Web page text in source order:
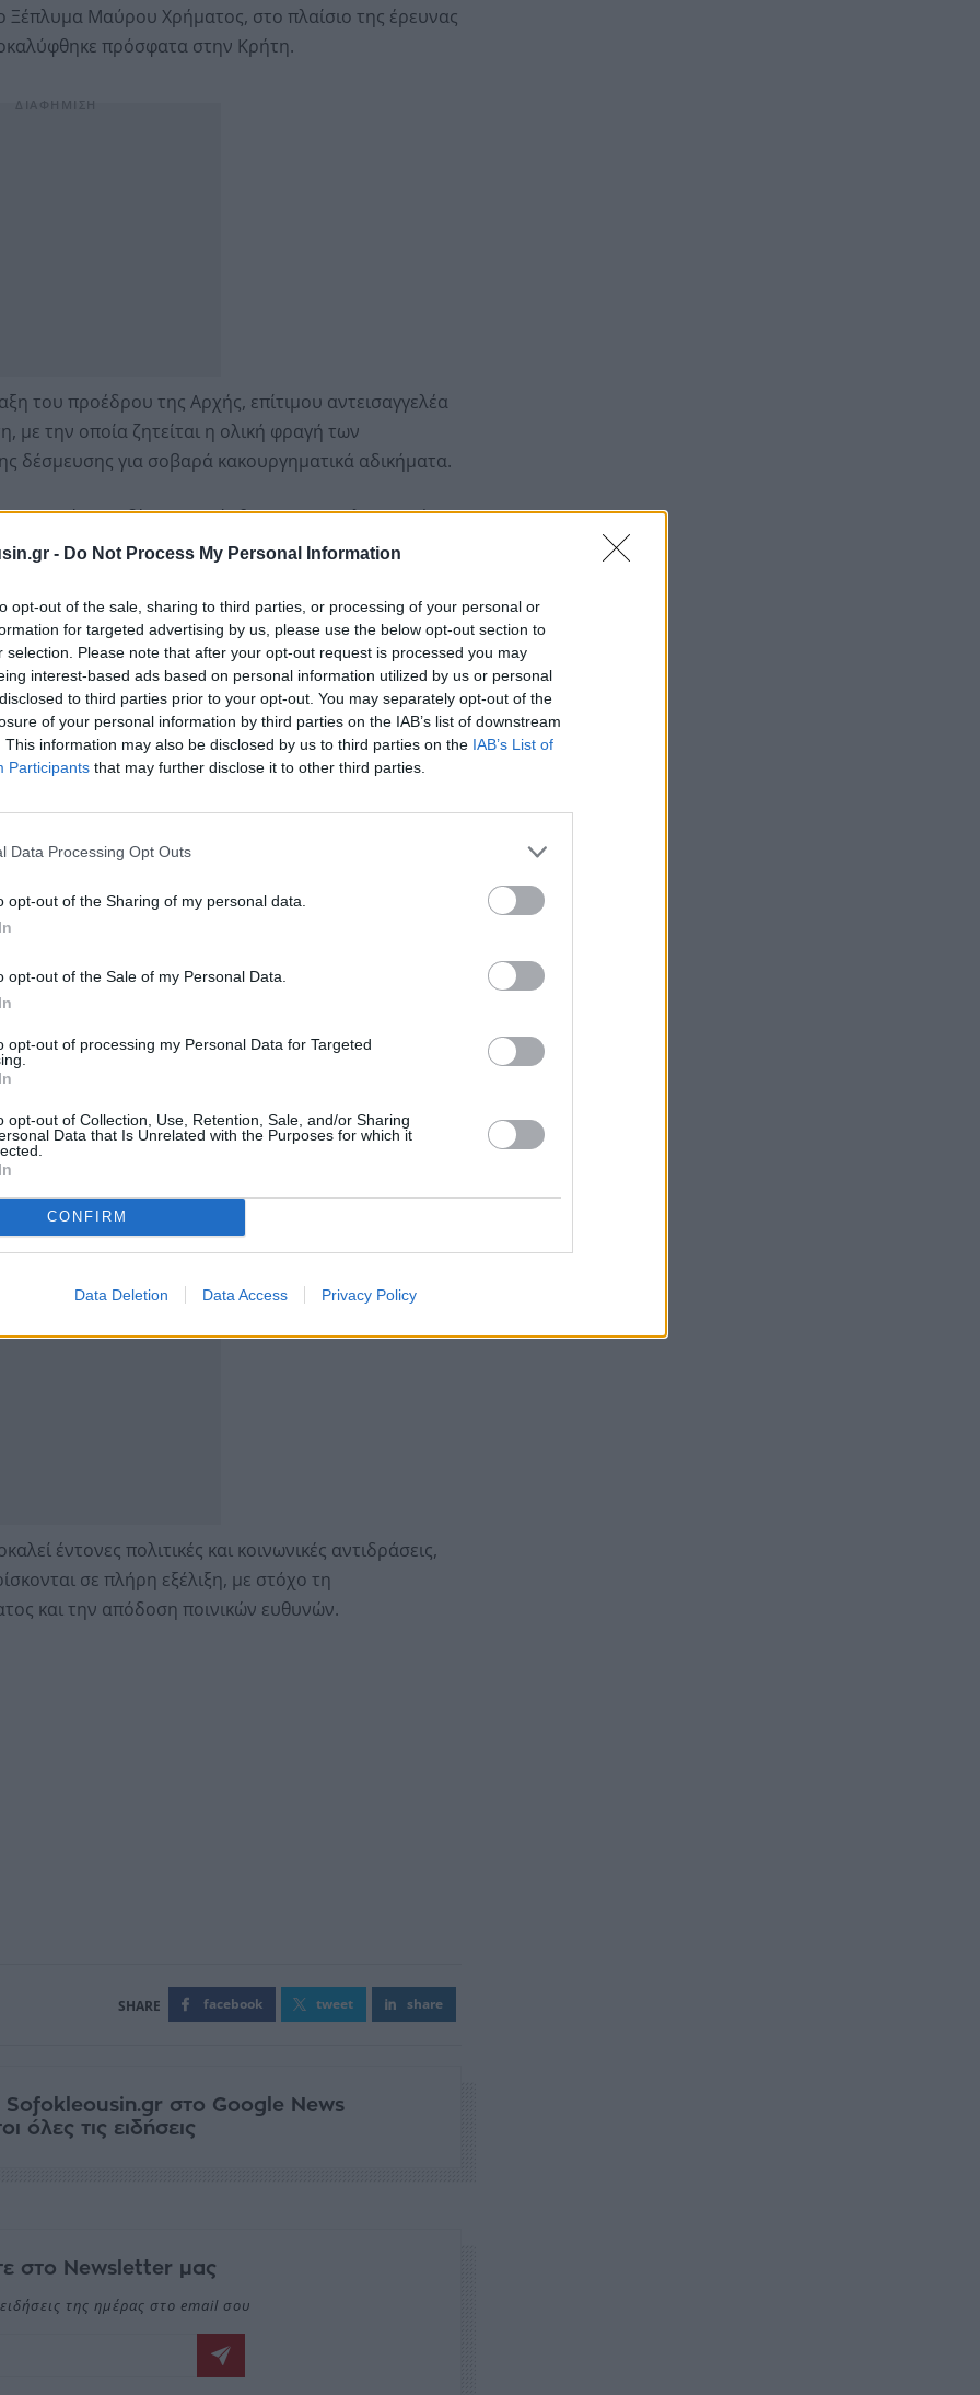
- Do Not Process My Personal Information
opt-out of the sale, sharing to third parties, or processing of your personal or
for targeted advertising by us, please use the below opt-out section to
selection. Please note that after your opt-out request is processed you may
interest-based ads based on personal information utilized by us or personal
to third parties prior to your opt-out. You may separately opt-out of the
of your personal information by third parties on the IAB’s list of downstream
This information may also be disclosed by us to third parties on the IAB’s List of
Participants that may further disclose it to other third parties.
Data Processing Opt Outs
opt-out of the Sharing of my personal data.
opt-out of the Sale of my Personal Data.
opt-out of processing my Personal Data for Targeted
opt-out of Collection, Use, Retention, Sale, and/or Sharing
Data that Is Unrelated with the Purposes for which it
CONFIRM
Data Deletion Data Access Privacy Policy
Μαύρου Χρήματος, στο πλαίσιο της έρευνας
πρόσφατα στην Κρήτη.
του προέδρου της Αρχής, επίτιμου αντεισαγγελέα
την οποία ζητείται η ολική φραγή των
δέσμευσης για σοβαρά κακουργηματικά αδικήματα.
αφορά παραβίαση των άρθρων 187 (εγκληματική
του Ποινικού Κώδικα. Η έρευνα φέρεται να έχει
παράνομη είσπραξη αγροτικών επιδοτήσεων.
βρίσκονται ένας «γαλάζιος»
δικηγόρος. Η τελευταία, σύμφωνα με τα ευρήματα,
λογαριασμών στους οποίους κατέληγαν χρήματα από
ενεργό ρόλο στη σύνταξη εγγράφων και στη
πάγωμα των λογαριασμών τόσο των φυσικών
των οποίων περιλαμβάνονται εταιρείες που,
διοχέτευσης ή υποδοχής παράνομων
έντονες πολιτικές και κοινωνικές αντιδράσεις,
σε πλήρη εξέλιξη, με στόχο τη
και την απόδοση ποινικών ευθυνών.
facebook tweet share
Sofokleousin.gr στο Google News
όλες τις ειδήσεις
στο Newsletter μας
της ημέρας στο email σου